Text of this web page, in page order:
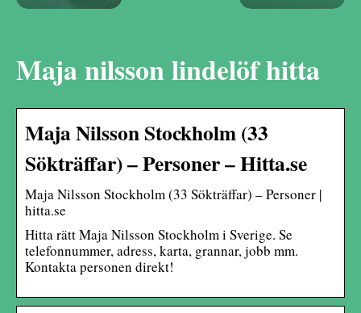
Maja nilsson lindelöf hitta
Maja Nilsson Stockholm (33
Sökträffar) – Personer – Hitta.se
Maja Nilsson Stockholm (33 Sökträffar) – Personer |
hitta.se
Hitta rätt Maja Nilsson Stockholm i Sverige. Se
telefonnummer, adress, karta, grannar, jobb mm.
Kontakta personen direkt!